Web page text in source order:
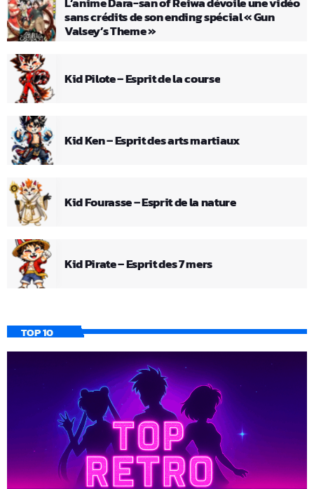
sans crédits de son ending spécial « Gun
Valsey’s Theme »
Kid Pilote – Esprit de la course
Kid Ken – Esprit des arts martiaux
Kid Fourasse – Esprit de la nature
Kid Pirate – Esprit des 7 mers
TOP 10